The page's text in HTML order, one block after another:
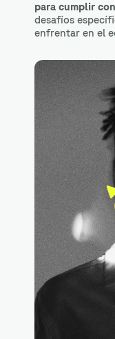
para cumplir
desafíos
enfrentar en el